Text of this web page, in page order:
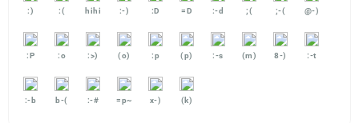
:) :( hihi :-) :D =D :-d ;( ;-( @-)
:P :o :>) (o) :p (p) :-s (m) 8-) :-t
:-b b-( :-# =p~ x-) (k)